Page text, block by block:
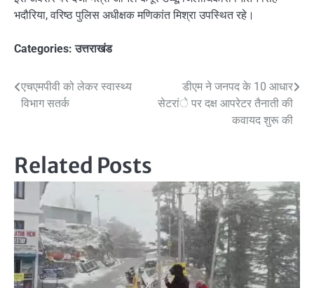
भदौरिया, वरिष्ठ पुलिस अधीक्षक मणिकांत मिश्रा उपस्थित रहे।
Categories:उत्तराखंड
Post
एचएमपीवी को लेकर स्वास्थ्य
विभाग सतर्क
डीएम ने जनपद के 10 आधार
सेटरांे पर दक्ष आपरेटर तैनाती की
कवायद शुरू की
Related Posts